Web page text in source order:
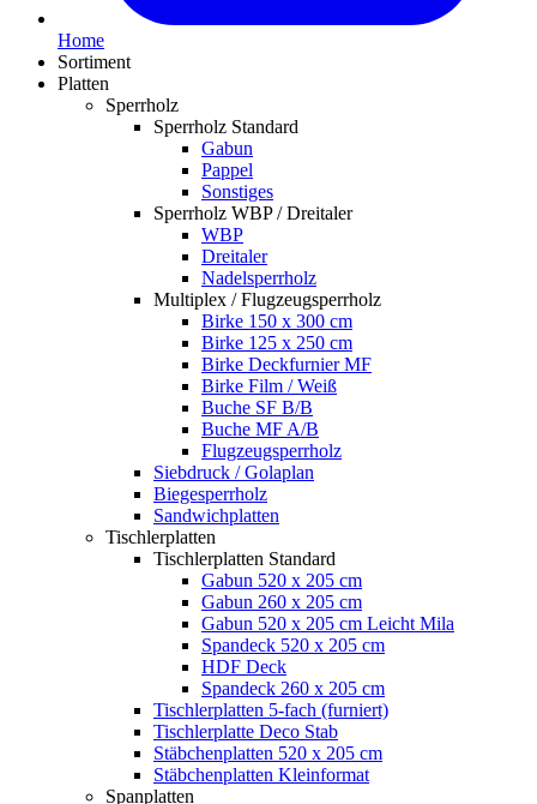
Home
Sortiment
Platten
Sperrholz
Sperrholz Standard
Gabun
Pappel
Sonstiges
Sperrholz WBP / Dreitaler
WBP
Dreitaler
Nadelsperrholz
Multiplex / Flugzeugsperrholz
Birke 150 x 300 cm
Birke 125 x 250 cm
Birke Deckfurnier MF
Birke Film / Weiß
Buche SF B/B
Buche MF A/B
Flugzeugsperrholz
Siebdruck / Golaplan
Biegesperrholz
Sandwichplatten
Tischlerplatten
Tischlerplatten Standard
Gabun 520 x 205 cm
Gabun 260 x 205 cm
Gabun 520 x 205 cm Leicht Mila
Spandeck 520 x 205 cm
HDF Deck
Spandeck 260 x 205 cm
Tischlerplatten 5-fach (furniert)
Tischlerplatte Deco Stab
Stäbchenplatten 520 x 205 cm
Stäbchenplatten Kleinformat
Spanplatten